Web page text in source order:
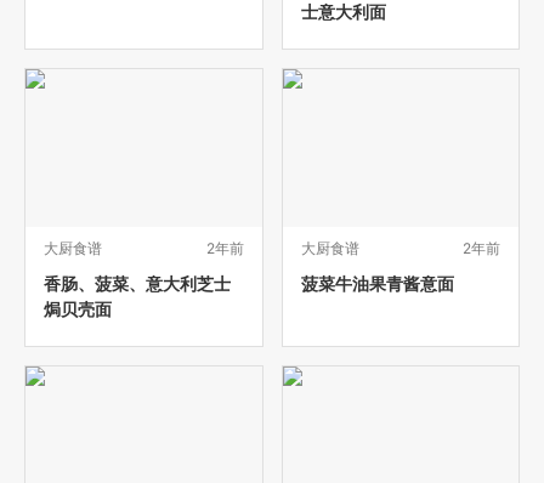
士意大利面
大厨食谱 2年前
香肠、菠菜、意大利芝士
焗贝壳面
大厨食谱 2年前
菠菜牛油果青酱意面